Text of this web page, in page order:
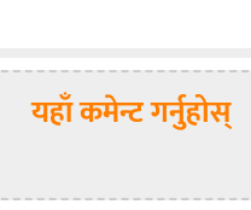
यहाँ कमेन्ट गर्नुहोस्